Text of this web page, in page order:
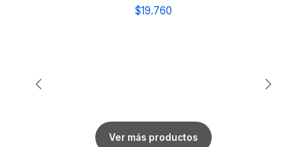
$19.760
Ver más productos